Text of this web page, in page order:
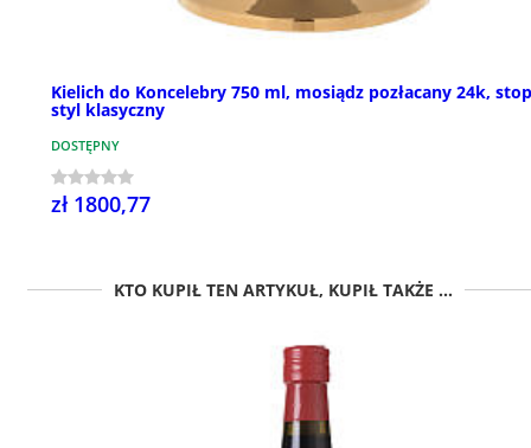
Kielich do Koncelebry 750 ml, mosiądz pozłacany 24k,
styl klasyczny
DOSTĘPNY
zł 1800,77
KTO KUPIŁ TEN ARTYKUŁ, KUPIŁ TAKŻE ...